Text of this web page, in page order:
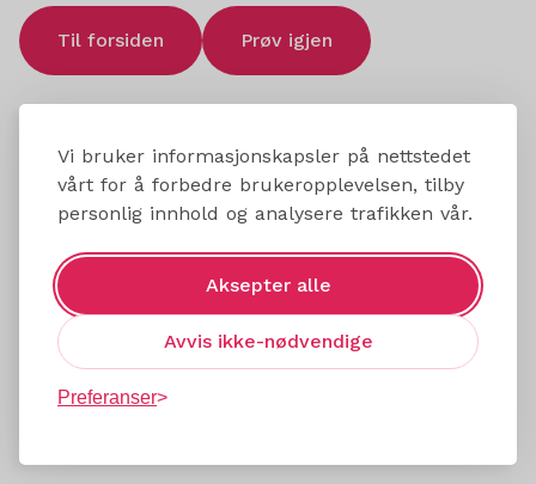
Vi bruker informasjonskapsler på nettstedet
vårt for å forbedre brukeropplevelsen, tilby
personlig innhold og analysere trafikken vår.
Aksepter alle
Avvis ikke-nødvendige
Preferanser
Til forsiden Prøv igjen